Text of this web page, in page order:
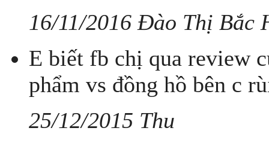
16/11/2016 Đào Thị Bắc
E biết fb chị qua review
phẩm vs đồng hồ bên c
25/12/2015 Thu